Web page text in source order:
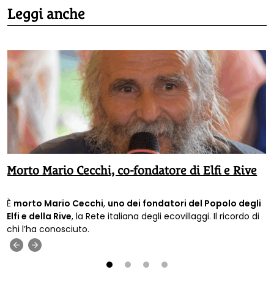
Leggi anche
Morto Mario Cecchi, co-fondatore di Elfi e Rive
È morto Mario Cecchi, uno dei fondatori del Popolo degli
Elfi e della Rive, la Rete italiana degli ecovillaggi. Il ricordo di
chi l’ha conosciuto.